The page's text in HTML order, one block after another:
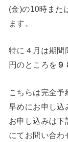
(金)の10時また
ます。
特に４月は期間
円のところを ９
こちらは完全
早めにお申し込
お申し込みは
にてお問い合わ